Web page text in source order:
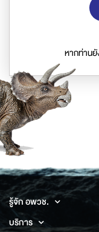
หากท่านยั
รู้จัก อพวช.
บริการ